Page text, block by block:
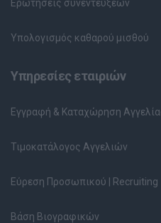
Ερωτήσεις συνεντεύξεων
Υπολογισμός καθαρού μισθού
Υπηρεσίες εταιριών
Εγγραφή & Καταχώρηση
Τιμοκατάλογος Αγγελιών
Εύρεση Προσωπικού | Recruiting
Βάση Βιογραφικών